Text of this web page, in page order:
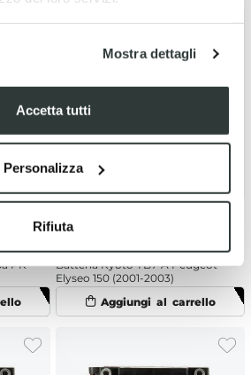
Mostra dettagli
Accetta tutti
Personalizza
Rifiuta
PK
€
Batteria Kyoto YB7-A Peugeot
Elyseo 150 (2001-2003)